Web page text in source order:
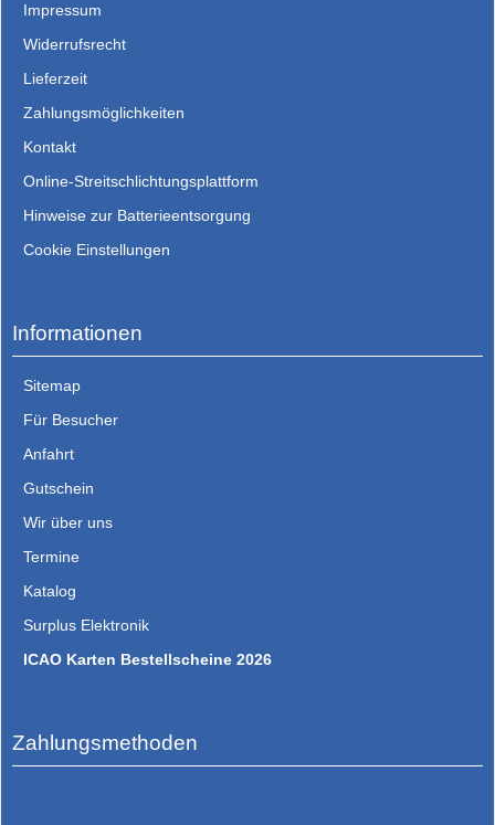
Impressum
Widerrufsrecht
Lieferzeit
Zahlungsmöglichkeiten
Kontakt
Online-Streitschlichtungsplattform
Hinweise zur Batterieentsorgung
Cookie Einstellungen
Informationen
Sitemap
Für Besucher
Anfahrt
Gutschein
Wir über uns
Termine
Katalog
Surplus Elektronik
ICAO Karten Bestellscheine 2026
Zahlungsmethoden